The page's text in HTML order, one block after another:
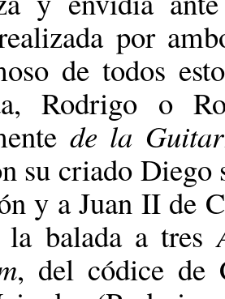
por
de todos
Rodrigo o
de la
su criado
y a Juan II de
la balada a tres
, del códice de